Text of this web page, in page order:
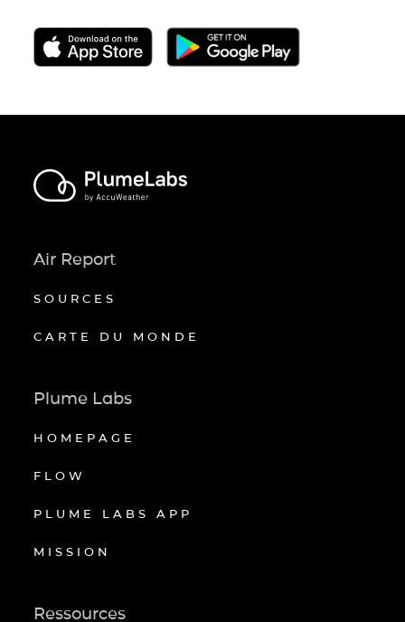
Air Report
SOURCES
CARTE DU MONDE
Plume Labs
HOMEPAGE
FLOW
PLUME LABS APP
MISSION
Ressources